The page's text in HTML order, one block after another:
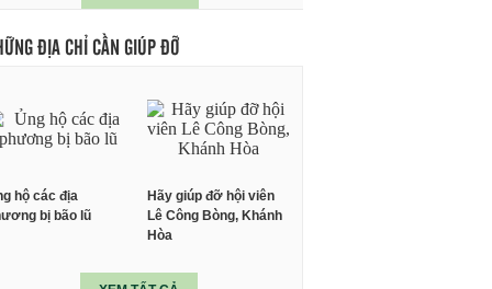
ĐỊA CHỈ CẦN GIÚP ĐỠ
hộ các địa
bị bão lũ
Hãy giúp đỡ hội viên
Lê Công Bòng, Khánh
Hòa